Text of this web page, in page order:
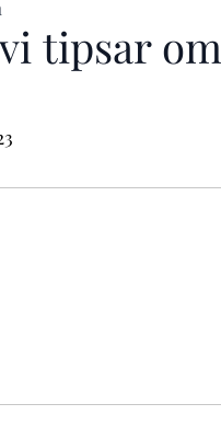
tipsar om